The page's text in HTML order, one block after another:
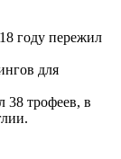
году пережил
для
трофеев, в